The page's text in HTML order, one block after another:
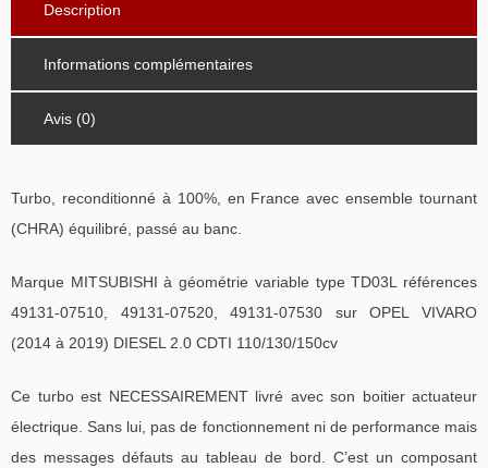
Description
Informations complémentaires
Avis (0)
Turbo, reconditionné à 100%, en France avec ensemble tournant
(CHRA) équilibré, passé au banc.
Marque MITSUBISHI à géométrie variable type TD03L références
49131-07510, 49131-07520, 49131-07530 sur OPEL VIVARO
(2014 à 2019) DIESEL 2.0 CDTI 110/130/150cv
Ce turbo est NECESSAIREMENT livré avec son boitier actuateur
électrique. Sans lui, pas de fonctionnement ni de performance mais
des messages défauts au tableau de bord. C’est un composant